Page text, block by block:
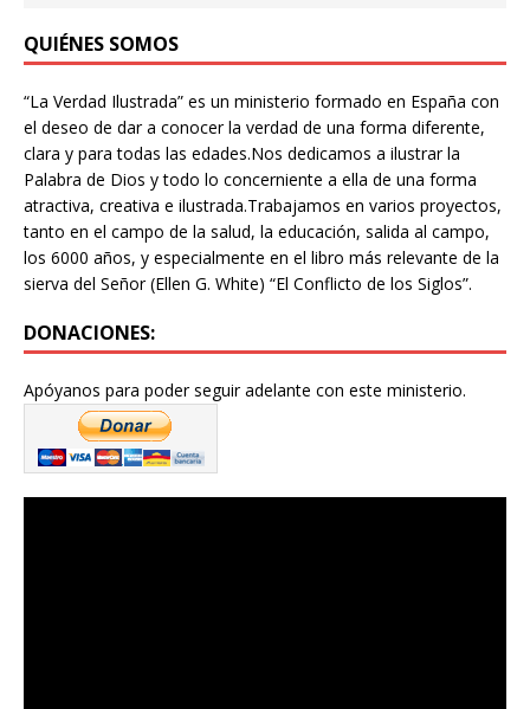
QUIÉNES SOMOS
“La Verdad Ilustrada” es un ministerio formado en España con
el deseo de dar a conocer la verdad de una forma diferente,
clara y para todas las edades.Nos dedicamos a ilustrar la
Palabra de Dios y todo lo concerniente a ella de una forma
atractiva, creativa e ilustrada.Trabajamos en varios proyectos,
tanto en el campo de la salud, la educación, salida al campo,
los 6000 años, y especialmente en el libro más relevante de la
sierva del Señor (Ellen G. White) “El Conflicto de los Siglos”.
DONACIONES:
Apóyanos para poder seguir adelante con este ministerio.